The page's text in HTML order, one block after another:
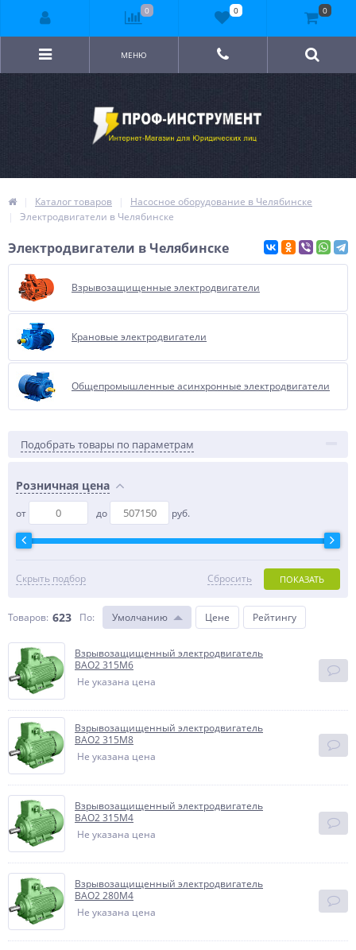
МЕНЮ
Каталог товаров
Насосное оборудование в Челябинске
Электродвигатели в Челябинске
Электродвигатели в Челябинске
Взрывозащищенные электродвигатели
Крановые электродвигатели
Общепромышленные асинхронные электродвигатели
Подобрать товары по параметрам
Розничная цена
от до руб.
Скрыть подбор ПОКАЗАТЬ
Сбросить
Товаров: 623 По: Умолчанию Цене Рейтингу
Взрывозащищенный электродвигатель
BAO2 315M6
Не указана цена
Взрывозащищенный электродвигатель
BAO2 315M8
Не указана цена
Взрывозащищенный электродвигатель
BAO2 315M4
Не указана цена
Взрывозащищенный электродвигатель
BAO2 280M4
Не указана цена
0 0 0